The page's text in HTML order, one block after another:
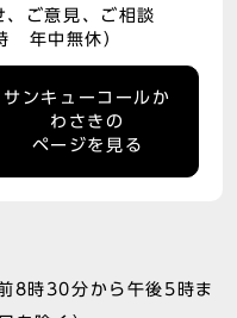
、ご意見、ご相談
年中無休）
サンキューコールか
わさきの
ページを見る
8時30分から午後5時ま